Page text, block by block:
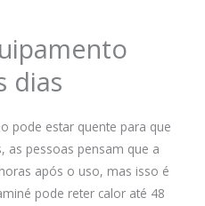
dias
pode estar quente para que
as pessoas pensam que a
após o uso, mas isso é
pode reter calor até 48